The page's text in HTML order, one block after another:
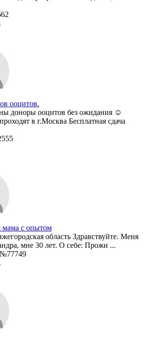
ооцитов.
доноры ооцитов без ожидания ☺️
в г.Москва Бесплатная сдача
мама с опытом
область Здравствуйте. Меня
мне 30 лет. О себе: Прожи ...